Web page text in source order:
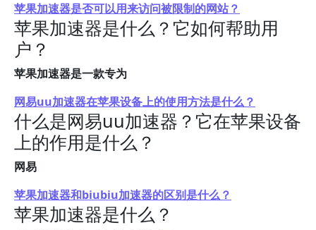
苹果加速器是否可以用来访问被限制的网站？
苹果加速器是什么？它如何帮助用
户？
苹果加速器是一款专为
网易uu加速器在苹果设备上的使用方法是什么？
什么是网易uu加速器？它在苹果设备
上的作用是什么？
网易
苹果加速器和biubiu加速器的区别是什么？
苹果加速器是什么？